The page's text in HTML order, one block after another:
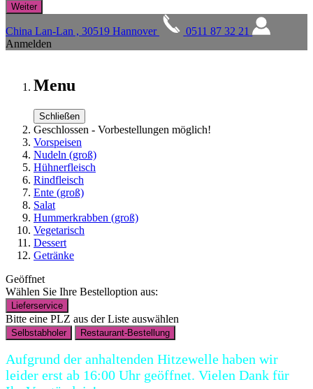
China Lan-Lan , 30519 Hannover
0511 87 32 21
Anmelden
Menu
Schließen
Geschlossen - Vorbestellungen möglich!
Vorspeisen
Nudeln (groß)
Hühnerfleisch
Rindfleisch
Ente (groß)
Salat
Hummerkrabben (groß)
Vegetarisch
Dessert
Getränke
Geöffnet
Wählen Sie Ihre Bestelloption aus:
Lieferservice
Bitte eine PLZ aus der Liste auswählen
Selbstabholer Restaurant-Bestellung
Aufgrund der anhaltenden Hitzewelle haben wir
leider erst ab 16:00 Uhr geöffnet. Vielen Dank für